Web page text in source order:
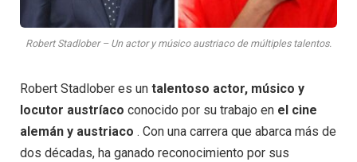
Robert Stadlober – Un actor y músico austriaco de múltiples talentos.
Robert Stadlober es un talentoso actor, músico y
locutor austríaco conocido por su trabajo en el cine
alemán y austriaco . Con una carrera que abarca más de
dos décadas, ha ganado reconocimiento por sus